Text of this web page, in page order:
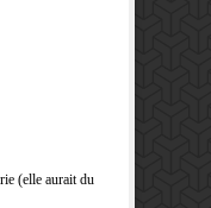
(elle aurait du